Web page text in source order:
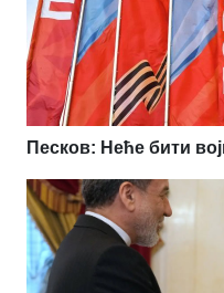
Песков: Неће бити